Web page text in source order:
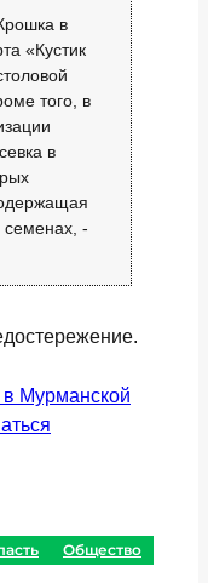
в
«Кустик
того, в
в
-
Мурманской
Общество